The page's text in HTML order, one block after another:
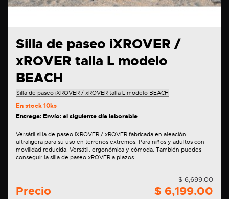
Silla de paseo iXROVER /
xROVER talla L modelo
BEACH
En stock10ks
Entrega: Envío: el siguiente día laborable
Versátil silla de paseo iXROVER / xROVER fabricada en aleación
ultraligera para su uso en terrenos extremos. Para niños y adultos con
movilidad reducida. Versátil, ergonómica y cómoda. También puedes
conseguir la silla de paseo xROVER a plazos…
Precio
$ 6,699.00
$ 6,199.00